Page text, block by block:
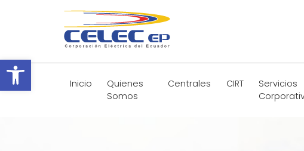
Abrir barra de herramientas
Inicio
Quienes
Somos
Centrales CIRT
Servicios